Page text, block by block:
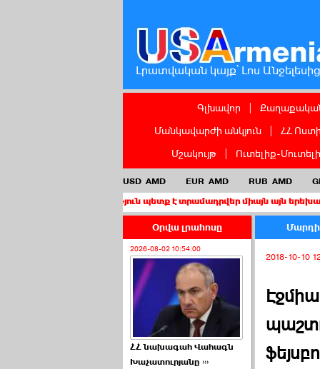
Լրատվական կայք՝ Լոս Անջելեսից
Գլխավոր
Մանկավարժի անկյուն
ՀՀ
Մշակույթ
Ուտելիք-
USD AMD EUR AMD RUB AMD
պետք է տրամադրվեր միայն այն երեխաներին,
Օրվա լրահոսը
2026-08-02 10:54:00
ՀՀ նախագահ Վահագն
Խաչատուրյանը ›››
2018-10-10